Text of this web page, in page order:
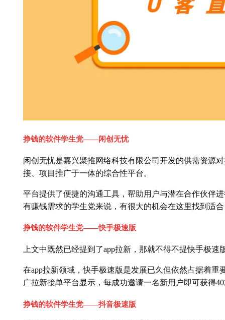
挣钱的软件学生党——闲创无忧
闲创无忧是嘉兴聚推网络科技有限公司开发的供需资源
接、项目推广于一体的综合性平台。
平台提供了便捷的沟通工具，帮助用户与潜在合作伙伴
有赚钱需求的学生党来说，有很大的机会在这里找到适
挣钱的软件学生党——快手极速版
上文中既然已经提到了app拉新，那就不得不提快手极
在app拉新领域，快手极速版是发展已久但依然占据着重
广拉新接单平台显示，每成功邀请一名新用户即可获得
挣钱的软件学生党——抖音极速版